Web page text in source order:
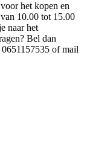
het kopen en
10.00 tot 15.00
naar het
Bel dan
of mail